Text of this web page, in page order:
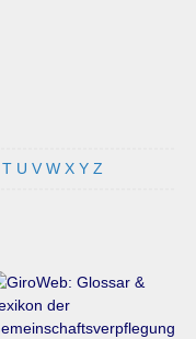
T U V W X Y Z